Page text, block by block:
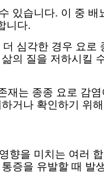
있습니다. 이 중
니다.
심각한 경우 요로
의 질을 저하시킬
는 종종 요로 감
거나 확인하기 위
향을 미치는 여러
증을 유발할 때 발